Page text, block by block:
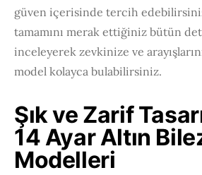
güven içerisinde tercih
tamamını merak ettiğiniz bütün
inceleyerek zevkinize ve
model kolayca bulabilirsiniz.
Şık ve Zarif
14 Ayar Altın
Modelleri